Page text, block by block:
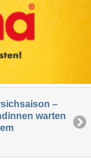
–
warten